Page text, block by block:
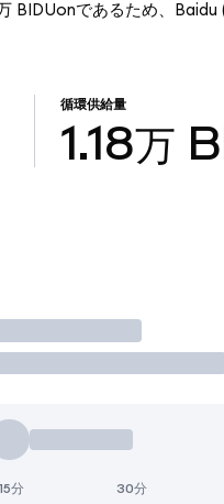
BIDUonであるため、
循環供給量
1.18万
15分 30分